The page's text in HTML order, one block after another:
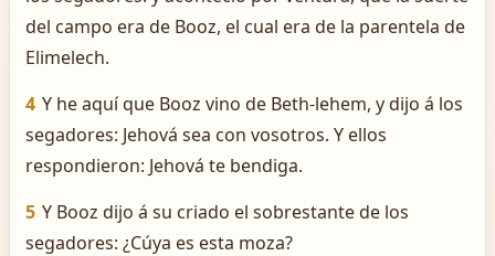
del campo era de Booz, el cual era de la parentela de
Elimelech.
4 Y he aquí que Booz vino de Beth-lehem, y dijo á los
segadores: Jehová sea con vosotros. Y ellos
respondieron: Jehová te bendiga.
5 Y Booz dijo á su criado el sobrestante de los
segadores: ¿Cúya es esta moza?